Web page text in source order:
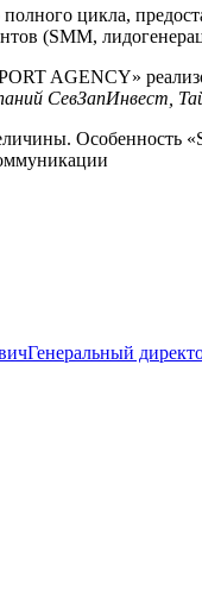
цикла,
(SMM,
AGENCY»
СевЗапИнвест,
Особенность
Генеральный